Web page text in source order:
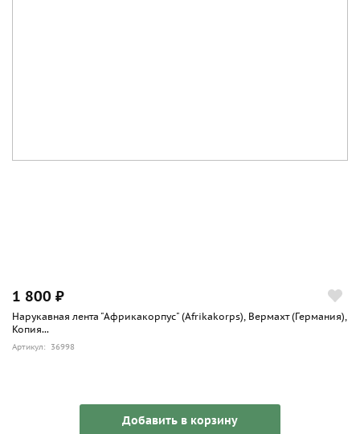
1 800 ₽
Нарукавная лента "Африкакорпус" (Afrikakorps), Вермахт (Германия),
Копия...
Артикул: 36998
Добавить в корзину